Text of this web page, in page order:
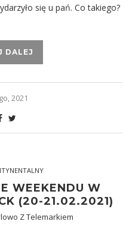
się u pań. Co takiego?
DALEJ
2021
WEEKENDU W
(20-21.02.2021)
Z Telemarkiem